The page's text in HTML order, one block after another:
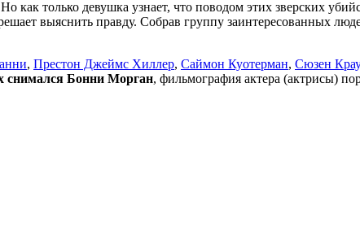
только девушка узнает, что поводом этих зверских
выяснить правду. Собрав группу заинтересованных
, Престон Джеймс Хиллер, Саймон Куотерман, Сюзен
снимался Бонни Морган, фильмография актера (актрисы)